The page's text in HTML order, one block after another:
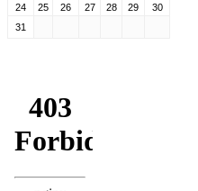
24
25 26 27 28 29
30
31